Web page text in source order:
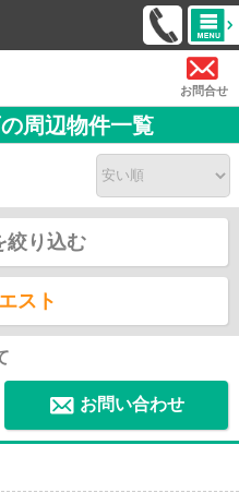
お問合せ
周辺物件一覧
絞り込む
スト
お問い合わせ